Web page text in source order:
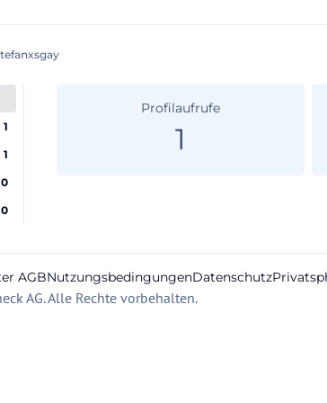
1
1
0
0
Profilaufrufe
1
AGBNutzungsbedingungenDatenschutz
AG. Alle Rechte vorbehalten.